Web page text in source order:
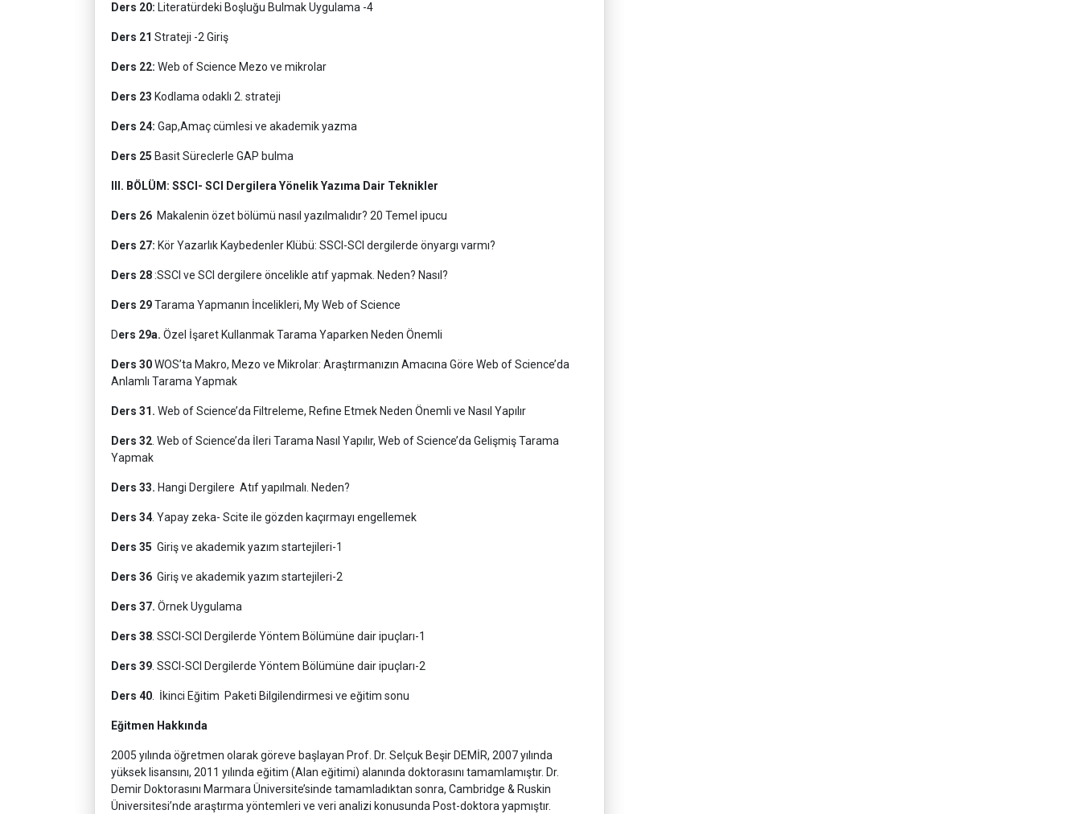
Ders 20: Literatürdeki Boşluğu Bulmak Uygulama -4
Ders 21 Strateji -2 Giriş
Ders 22: Web of Science Mezo ve mikrolar
Ders 23 Kodlama odaklı 2. strateji
Ders 24: Gap,Amaç cümlesi ve akademik yazma
Ders 25 Basit Süreclerle GAP bulma
III. BÖLÜM: SSCI- SCI Dergilera Yönelik Yazıma Dair Teknikler
Ders 26 Makalenin özet bölümü nasıl yazılmalıdır? 20 Temel ipucu
Ders 27: Kör Yazarlık Kaybedenler Klübü: SSCI-SCI dergilerde önyargı varmı?
Ders 28:SSCI ve SCI dergilere öncelikle atıf yapmak. Neden? Nasıl?
Ders 29Tarama Yapmanın İncelikleri, My Web of Science
Ders 29a. Özel İşaret Kullanmak Tarama Yaparken Neden Önemli
Ders 30WOS’ta Makro, Mezo ve Mikrolar: Araştırmanızın Amacına Göre Web of Science’da
Anlamlı Tarama Yapmak
Ders 31. Web of Science’da Filtreleme, Refine Etmek Neden Önemli ve Nasıl Yapılır
Ders 32. Web of Science’da İleri Tarama Nasıl Yapılır, Web of Science’da Gelişmiş Tarama
Yapmak
Ders 33. Hangi Dergilere Atıf yapılmalı. Neden?
Ders 34. Yapay zeka- Scite ile gözden kaçırmayı engellemek
Ders 35 Giriş ve akademik yazım startejileri-1
Ders 36 Giriş ve akademik yazım startejileri-2
Ders 37. Örnek Uygulama
Ders 38. SSCI-SCI Dergilerde Yöntem Bölümüne dair ipuçları-1
Ders 39. SSCI-SCI Dergilerde Yöntem Bölümüne dair ipuçları-2
Ders 40. İkinci Eğitim Paketi Bilgilendirmesi ve eğitim sonu
Eğitmen Hakkında
2005 yılında öğretmen olarak göreve başlayan Prof. Dr. Selçuk Beşir DEMİR, 2007 yılında
yüksek lisansını, 2011 yılında eğitim (Alan eğitimi) alanında doktorasını tamamlamıştır. Dr.
Demir Doktorasını Marmara Üniversite’sinde tamamladıktan sonra, Cambridge & Ruskin
Üniversitesi’nde araştırma yöntemleri ve veri analizi konusunda Post-doktora yapmıştır.